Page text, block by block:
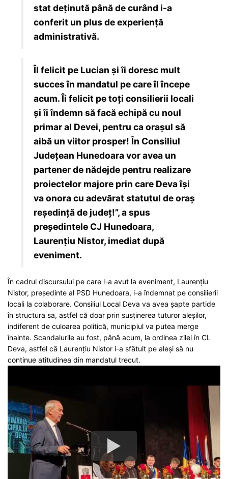
stat deținută până de curând i-a
conferit un plus de experiență
administrativă.
Îl felicit pe Lucian și îi doresc mult
succes în mandatul pe care îl începe
acum. Îi felicit pe toți consilierii locali
și îi îndemn să facă echipă cu noul
primar al Devei, pentru ca orașul să
aibă un viitor prosper! În Consiliul
Județean Hunedoara vor avea un
partener de nădejde pentru realizare
proiectelor majore prin care Deva își
va onora cu adevărat statutul de oraș
reședință de județ!”, a spus
președintele CJ Hunedoara,
Laurențiu Nistor, imediat după
eveniment.
În cadrul discursului pe care l-a avut la eveniment, Laurențiu
Nistor, președinte al PSD Hunedoara, i-a îndemnat pe consilierii
locali la colaborare. Consiliul Local Deva va avea șapte partide
în structura sa, astfel că doar prin susținerea tuturor aleșilor,
indiferent de culoarea politică, municipiul va putea merge
înainte. Scandalurile au fost, până acum, la ordinea zilei în CL
Deva, astfel că Laurențiu Nistor i-a sfătuit pe aleși să nu
continue atitudinea din mandatul trecut.